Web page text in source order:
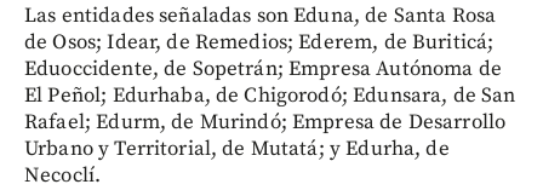
Las entidades señaladas son Eduna, de Santa Rosa
de Osos; Idear, de Remedios; Ederem, de Buriticá;
Eduoccidente, de Sopetrán; Empresa Autónoma de
El Peñol; Edurhaba, de Chigorodó; Edunsara, de San
Rafael; Edurm, de Murindó; Empresa de Desarrollo
Urbano y Territorial, de Mutatá; y Edurha, de
Necoclí.